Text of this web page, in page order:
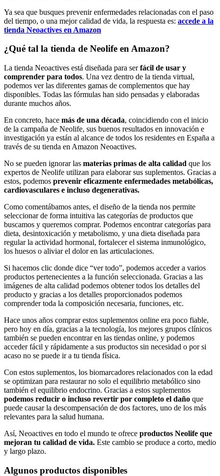
Ya sea que busques prevenir enfermedades relacionadas con el paso
del tiempo, o una mejor calidad de vida, la respuesta es: accede a la
tienda Neoactives en Amazon
¿Qué tal la tienda de Neolife en Amazon?
La tienda Neoactives está diseñada para serfácil de usar y
comprender para todos. Una vez dentro de la tienda virtual,
podemos ver las diferentes gamas de complementos que hay
disponibles. Todas las fórmulas han sido pensadas y elaboradas
durante muchos años.
En concreto, hace más de una década, coincidiendo con el inicio
de la campaña de Neolife, sus buenos resultados en innovación e
investigación ya están al alcance de todos los residentes en España a
través de su tienda en Amazon Neoactives.
No se pueden ignorar las materias primas de alta calidad que los
expertos de Neolife utilizan para elaborar sus suplementos. Gracias a
estos, podemos prevenir eficazmente enfermedades metabólicas,
cardiovasculares e incluso degenerativas.
Como comentábamos antes, el diseño de la tienda nos permite
seleccionar de forma intuitiva las categorías de productos que
buscamos y queremos comprar. Podemos encontrar categorías para
dieta, desintoxicación y metabolismo, y una dieta diseñada para
regular la actividad hormonal, fortalecer el sistema inmunológico,
los huesos o aliviar el dolor en las articulaciones.
Si hacemos clic donde dice “ver todo”, podemos acceder a varios
productos pertenecientes a la función seleccionada. Gracias a las
imágenes de alta calidad podemos obtener todos los detalles del
producto y gracias a los detalles proporcionados podemos
comprender toda la composición necesaria, funciones, etc.
Hace unos años comprar estos suplementos online era poco fiable,
pero hoy en día, gracias a la tecnología, los mejores grupos clínicos
también se pueden encontrar en las tiendas online, y podemos
acceder fácil y rápidamente a sus productos sin necesidad o por si
acaso no se puede ir a tu tienda física.
Con estos suplementos, los biomarcadores relacionados con la edad
se optimizan para restaurar no solo el equilibrio metabólico sino
también el equilibrio endocrino. Gracias a estos suplementos
podemos reducir o incluso revertir por completo el daño que
puede causar la descompensación de dos factores, uno de los más
relevantes para la salud humana.
Así, Neoactives en todo el mundo te ofrece productos Neolife que
mejoran tu calidad de vida. Este cambio se produce a corto, medio
y largo plazo.
Algunos productos disponibles